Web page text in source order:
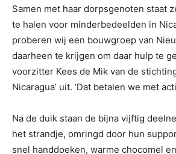
Samen met haar dorpsgenoten staat
te halen voor minderbedeelden in
proberen wij een bouwgroep van
daarheen te krijgen om daar hulp te
voorzitter Kees de Mik van de
Nicaragua’ uit. ‘Dat betalen we met
Na de duik staan de bijna vijftig
het strandje, omringd door hun
snel handdoeken, warme chocomel